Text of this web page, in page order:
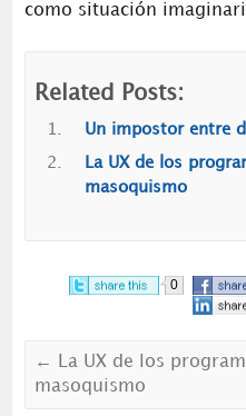
como situación
Related Posts:
Un impostor entre
La UX de los
masoquismo
0
←
La UX de los
masoquismo